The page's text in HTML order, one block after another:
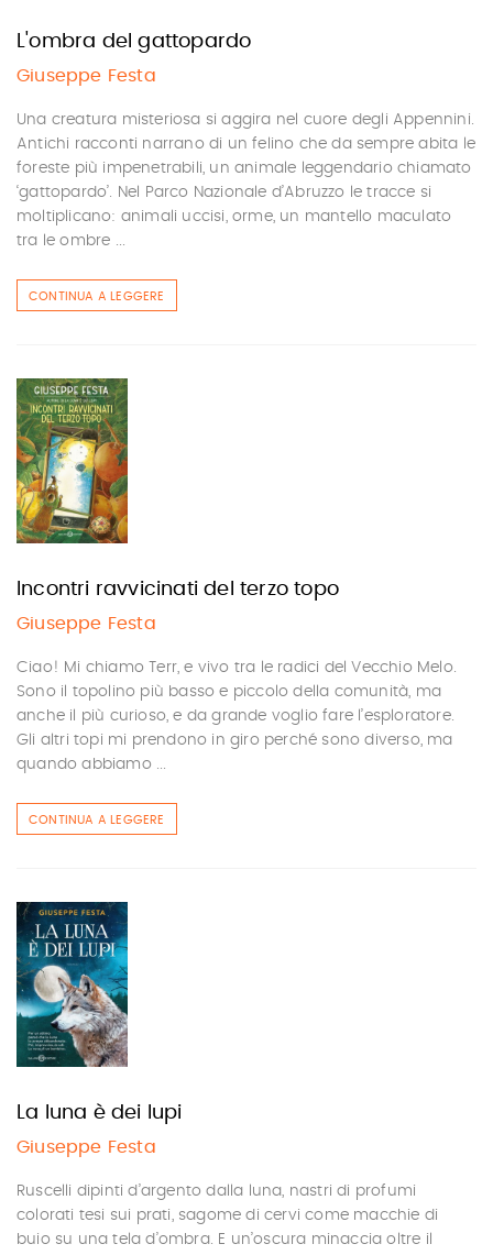
L'ombra del gattopardo
Giuseppe Festa
Una creatura misteriosa si aggira nel cuore degli Appennini.
Antichi racconti narrano di un felino che da sempre abita le
foreste più impenetrabili, un animale leggendario chiamato
‘gattopardo’. Nel Parco Nazionale d’Abruzzo le tracce si
moltiplicano: animali uccisi, orme, un mantello maculato
tra le ombre ...
CONTINUA A LEGGERE
Incontri ravvicinati del terzo topo
Giuseppe Festa
Ciao! Mi chiamo Terr, e vivo tra le radici del Vecchio Melo.
Sono il topolino più basso e piccolo della comunità, ma
anche il più curioso, e da grande voglio fare l’esploratore.
Gli altri topi mi prendono in giro perché sono diverso, ma
quando abbiamo ...
CONTINUA A LEGGERE
La luna è dei lupi
Giuseppe Festa
Ruscelli dipinti d’argento dalla luna, nastri di profumi
colorati tesi sui prati, sagome di cervi come macchie di
buio su una tela d’ombra. E un’oscura minaccia oltre il